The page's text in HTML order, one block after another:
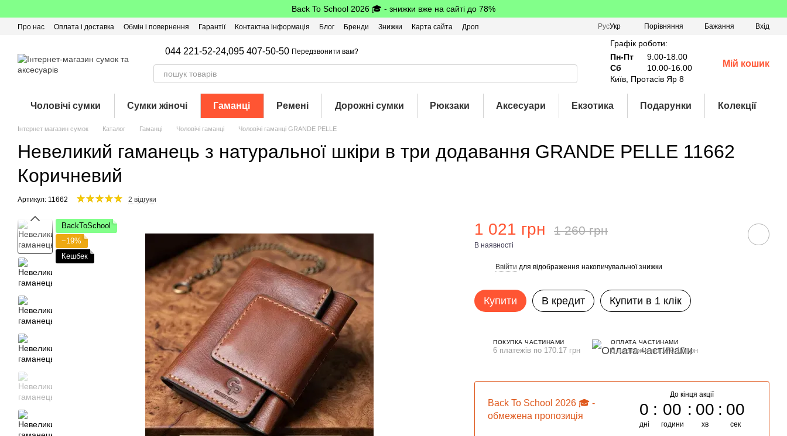
Back To School 2026 🎓 - знижки вже на сайті до 78%
Про нас Оплата і доставка Обмін і повернення Гарантії Контактна інформація Блог Бренди Знижки Карта сайта
Дроп
РусУкр Порівняння Бажання Вхід
044 221-52-24,095 407-50-50 Передзвонити вам?
Графік роботи:
Пн-Пт
9.00-18.00
Сб
10.00-16.00
Київ, Протасів Яр 8
Мій кошик
Чоловічі сумки Сумки жіночі Гаманці Ремені Дорожні сумки Рюкзаки Аксесуари Екзотика Подарунки Колекції
Інтернет магазин сумок Каталог Гаманці Чоловічі гаманці Чоловічі гаманці GRANDE PELLE
Невеликий гаманець з натуральної шкіри в три додавання GRANDE PELLE 11662
Коричневий
Артикул: 11662 2 відгуки
BackToSchool
−19%
Кешбек
1 021 грн 1 260 грн
В наявності
Ввійти для відображення накопичувальної знижки
Купити В кредит Купити в 1 клік
ПОКУПКА ЧАСТИНАМИ
6 платежів по 170.17 грн
ОПЛАТА ЧАСТИНАМИ
6 платежів по 170.17 грн
Back To School 2026 🎓 -
обмежена пропозиція
До кінця акції
0
дні
00
години
00
хв
00
сек